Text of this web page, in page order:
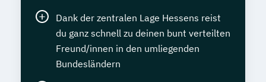
Dank der zentralen Lage Hessens reist
du ganz schnell zu deinen bunt verteilten
Freund/innen in den umliegenden
Bundesländern